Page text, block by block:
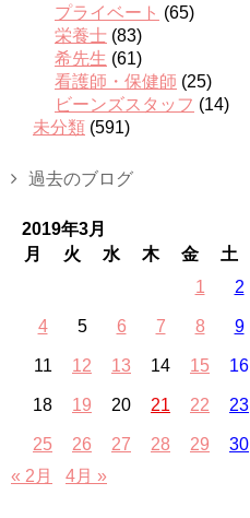
プライベート (65)
栄養士 (83)
希先生 (61)
看護師・保健師 (25)
ビーンズスタッフ (14)
未分類 (591)
過去のブログ
2019年3月
月
火 水 木 金 土
1
2
4 5 6 7 8 9
11 12 13 14 15 16
18 19 20 21 22 23
25 26 27 28 29 30
« 2月
4月 »